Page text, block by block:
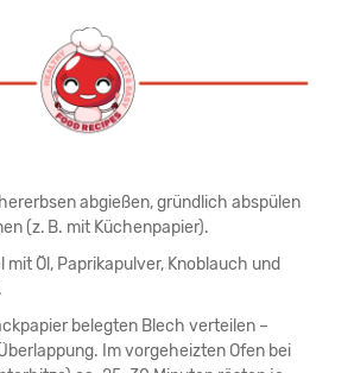
abgießen, gründlich abspülen
(z. B. mit Küchenpapier).
mit Öl, Paprikapulver, Knoblauch und
belegten Blech verteilen –
Im vorgeheizten Ofen bei